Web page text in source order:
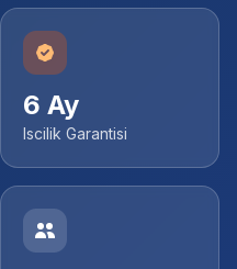
6 Ay
Iscilik Garantisi